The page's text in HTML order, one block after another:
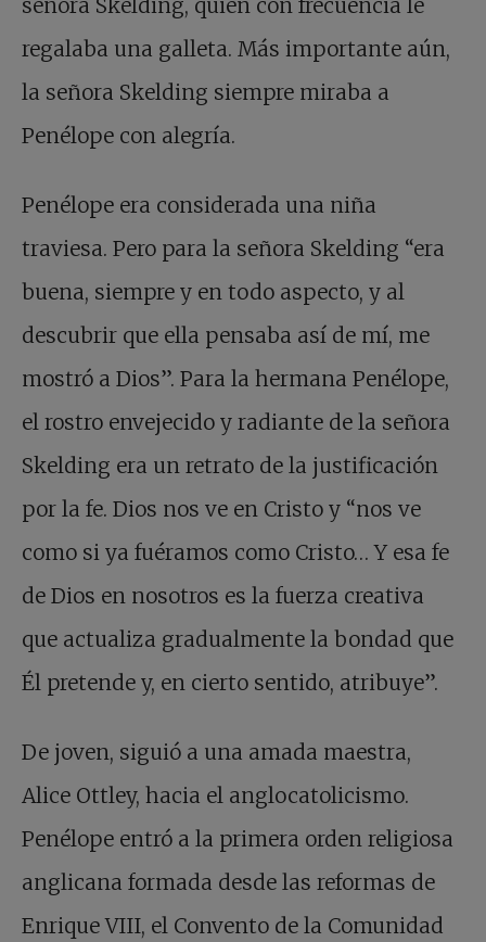
regalaba una galleta. Más importante aún,
la señora Skelding siempre miraba a
Penélope con alegría.
Penélope era considerada una niña
traviesa. Pero para la señora Skelding “era
buena, siempre y en todo aspecto, y al
descubrir que ella pensaba así de mí, me
mostró a Dios”. Para la hermana Penélope,
el rostro envejecido y radiante de la señora
Skelding era un retrato de la justificación
por la fe. Dios nos ve en Cristo y “nos ve
como si ya fuéramos como Cristo… Y esa fe
de Dios en nosotros es la fuerza creativa
que actualiza gradualmente la bondad que
Él pretende y, en cierto sentido, atribuye”.
De joven, siguió a una amada maestra,
Alice Ottley, hacia el anglocatolicismo.
Penélope entró a la primera orden religiosa
anglicana formada desde las reformas de
Enrique VIII, el Convento de la Comunidad